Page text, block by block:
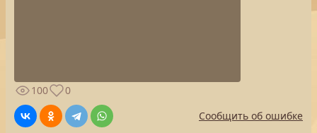
100
0
Сообщить об ошибке